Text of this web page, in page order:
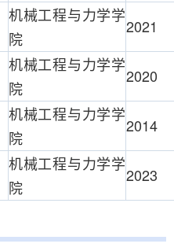
机械工程与力学学
院
2021
机械工程与力学学
院
2020
机械工程与力学学
院
2014
机械工程与力学学
院
2023